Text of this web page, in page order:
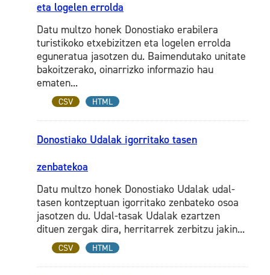
eta logelen errolda
Datu multzo honek Donostiako erabilera
turistikoko etxebizitzen eta logelen errolda
eguneratua jasotzen du. Baimendutako unitate
bakoitzerako, oinarrizko informazio hau
ematen...
CSV HTML
Donostiako Udalak igorritako tasen
zenbatekoa
Datu multzo honek Donostiako Udalak udal-
tasen kontzeptuan igorritako zenbateko osoa
jasotzen du. Udal-tasak Udalak ezartzen
dituen zergak dira, herritarrek zerbitzu jakin...
CSV HTML